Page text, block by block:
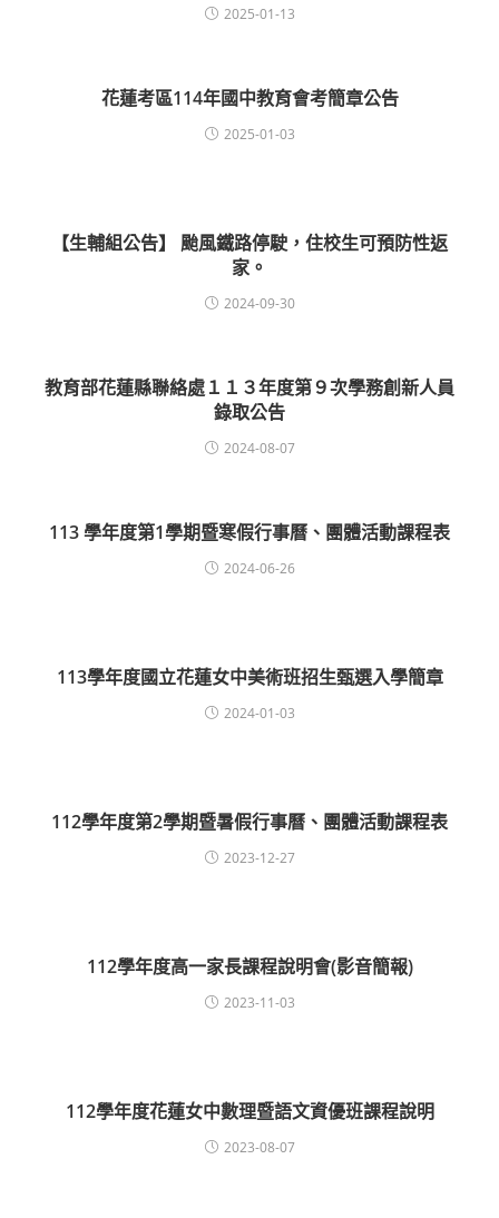
2025-01-13
花蓮考區114年國中教育會考簡章公告
2025-01-03
【生輔組公告】 颱風鐵路停駛，住校生可預防性返
家。
2024-09-30
教育部花蓮縣聯絡處１１３年度第９次學務創新人員
錄取公告
2024-08-07
113 學年度第1學期暨寒假行事曆、團體活動課程表
2024-06-26
113學年度國立花蓮女中美術班招生甄選入學簡章
2024-01-03
112學年度第2學期暨暑假行事曆、團體活動課程表
2023-12-27
112學年度高一家長課程說明會(影音簡報)
2023-11-03
112學年度花蓮女中數理暨語文資優班課程說明
2023-08-07